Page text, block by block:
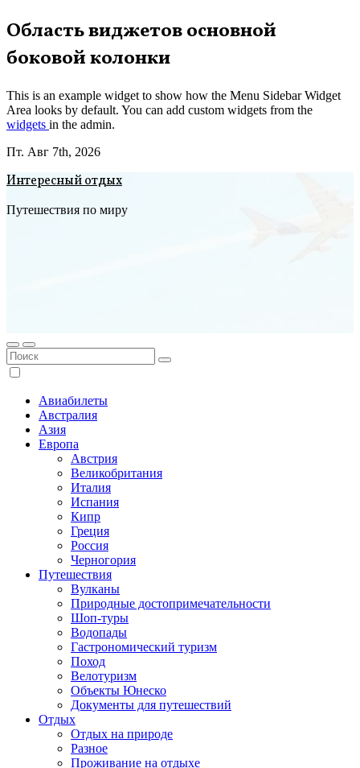
Перейти
к
содержимому
Область виджетов основной
боковой колонки
This is an example widget to show how the Menu Sidebar Widget
Area looks by default. You can add custom widgets from the
widgets in the admin.
Пт. Авг 7th, 2026
Интересный отдых
Путешествия по миру
Авиабилеты
Австралия
Азия
Европа
Австрия
Великобритания
Италия
Испания
Кипр
Греция
Россия
Черногория
Путешествия
Вулканы
Природные достопримечательности
Шоп-туры
Водопады
Гастрономический туризм
Поход
Велотуризм
Объекты Юнеско
Документы для путешествий
Отдых
Отдых на природе
Разное
Проживание на отдыхе